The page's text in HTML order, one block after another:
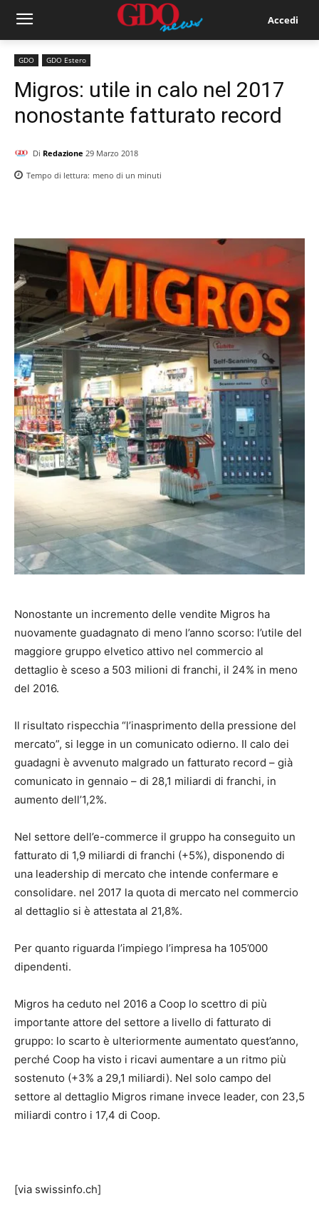
Accedi
GDO GDO Estero
Migros: utile in calo nel 2017
nonostante fatturato record
Di Redazione 29 Marzo 2018
Tempo di lettura: meno di un minuti
Nonostante un incremento delle vendite Migros ha
nuovamente guadagnato di meno l’anno scorso: l’utile del
maggiore gruppo elvetico attivo nel commercio al
dettaglio è sceso a 503 milioni di franchi, il 24% in meno
del 2016.
Il risultato rispecchia “l’inasprimento della pressione del
mercato”, si legge in un comunicato odierno. Il calo dei
guadagni è avvenuto malgrado un fatturato record – già
comunicato in gennaio – di 28,1 miliardi di franchi, in
aumento dell’1,2%.
Nel settore dell’e-commerce il gruppo ha conseguito un
fatturato di 1,9 miliardi di franchi (+5%), disponendo di
una leadership di mercato che intende confermare e
consolidare. nel 2017 la quota di mercato nel commercio
al dettaglio si è attestata al 21,8%.
Per quanto riguarda l’impiego l’impresa ha 105’000
dipendenti.
Migros ha ceduto nel 2016 a Coop lo scettro di più
importante attore del settore a livello di fatturato di
gruppo: lo scarto è ulteriormente aumentato quest’anno,
perché Coop ha visto i ricavi aumentare a un ritmo più
sostenuto (+3% a 29,1 miliardi). Nel solo campo del
settore al dettaglio Migros rimane invece leader, con 23,5
miliardi contro i 17,4 di Coop.
[via swissinfo.ch]